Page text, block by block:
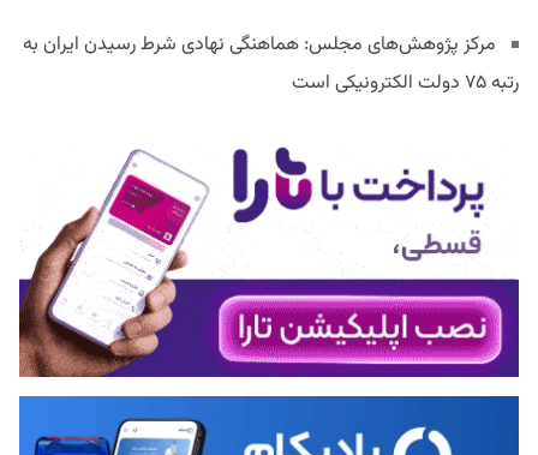
مرکز پژوهش‌های مجلس: هماهنگی نهادی شرط رسیدن ایران به
رتبه ۷۵ دولت الکترونیکی است